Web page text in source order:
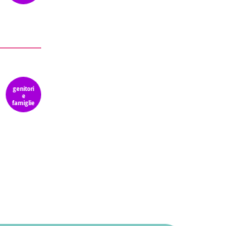
genitori
e
famiglie